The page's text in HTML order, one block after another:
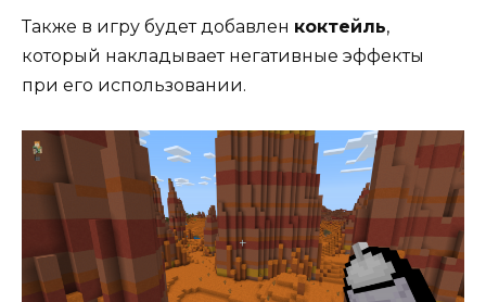
Также в игру будет добавлен коктейль,
который накладывает негативные эффекты
при его использовании.